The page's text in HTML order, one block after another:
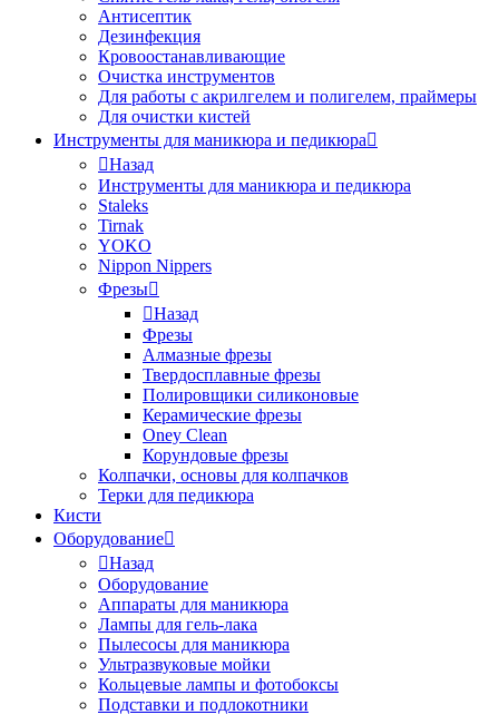
Антисептик
Дезинфекция
Кровоостанавливающие
Очистка инструментов
Для работы с акрилгелем и полигелем, праймеры
Для очистки кистей
Инструменты для маникюра и педикюра
Назад
Инструменты для маникюра и педикюра
Staleks
Tirnak
YOKO
Nippon Nippers
Фрезы
Назад
Фрезы
Алмазные фрезы
Твердосплавные фрезы
Полировщики силиконовые
Керамические фрезы
Oney Clean
Корундовые фрезы
Колпачки, основы для колпачков
Терки для педикюра
Кисти
Оборудование
Назад
Оборудование
Аппараты для маникюра
Лампы для гель-лака
Пылесосы для маникюра
Ультразвуковые мойки
Кольцевые лампы и фотобоксы
Подставки и подлокотники